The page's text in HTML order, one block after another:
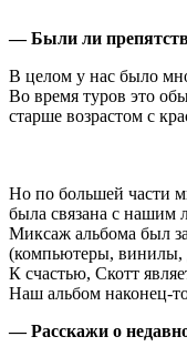
— Были ли
В целом у нас было
Во время туров это
старше возрастом с
Но по большей части
была связана с нашим
Миксаж альбома был
(компьютеры, винилы,
К счастью, Скотт
Наш альбом наконец-
— Расскажи о